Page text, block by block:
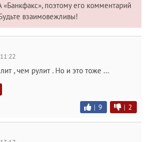
«Банкфакс», поэтому его комментарий
взаимовежливы!
, чем рулит . Но и это тоже ...
| 9 | 2